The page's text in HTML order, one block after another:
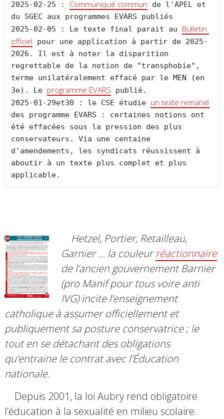
2025-02-25 : Communiqué commun de l'APEL et
du SGEC aux programmes EVARS publiés
2025-02-05 : Le texte final parait au Bulletin
officiel pour une application à partir de 2025-
2026. Il est à noter la disparition
regrettable de la notion de "transphobie",
terme unilatéralement effacé par le MEN (en
3e). Le programme EVARS publié.
2025-01-29et30 : le CSE étudie un texte remanié
des programme EVARS : certaines notions ont
été effacées sous la pression des plus
conservateurs. Via une centaine
d'amendements, les syndicats réussissent à
aboutir à un texte plus complet et plus
Hetzel, Portier, Retailleau,
Garnier … la couleurréactionnaire
de l’ancien gouvernement Barnier
(pro Manif pour tous voire anti
IVG) incite l’enseignement
catholique à assumer officiellement et
publiquement sa posture conservatrice ; le
tout en se détachant des obligations
qu’entraine le contrat avec l’Éducation
nationale.
Depuis 2001, la loi Aubry rend obligatoire
l’éducation à la sexualité en milieu scolaire.